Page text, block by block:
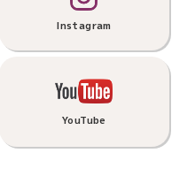
Instagram
YouTube